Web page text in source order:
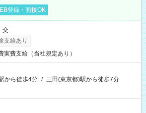
登録・面接OK
交
支給あり
実費支給（当社規定あり）
から徒歩4分 / 三田(東京都)駅から徒歩7分